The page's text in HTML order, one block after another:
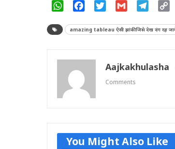
WhatsAppFacebookTwitter Gmail
amazing tableau ऐसी झांकी जिसे देख दंग रह
Aajkakhulasha
Comments
You Might Also Like